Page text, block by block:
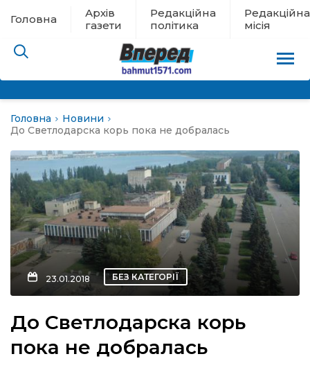
Головна
Архів
газети
Редакційна
політика
Редакційна
місія
евакуації
новини
Головна
Новини
До Светлодарска корь пока не добралась
23.01.2018 БЕЗ КАТЕГОРІЇ
До Светлодарска корь
пока не добралась